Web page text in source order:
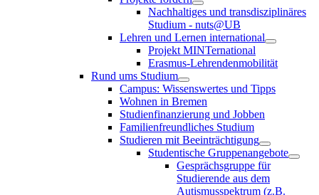
Nachhaltiges und transdisziplinäres
Studium - nuts@UB
Lehren und Lernen international
Projekt MINTernational
Erasmus-Lehrendenmobilität
Rund ums Studium
Campus: Wissenswertes und Tipps
Wohnen in Bremen
Studienfinanzierung und Jobben
Familienfreundliches Studium
Studieren mit Beeinträchtigung
Studentische Gruppenangebote
Gesprächsgruppe für
Studierende aus dem
Autismusspektrum (z.B.